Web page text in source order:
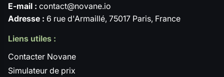
E-mail : contact@novane.io
Adresse : 6 rue d'Armaillé, 75017 Paris, France
Liens utiles :
Contacter Novane
Simulateur de prix